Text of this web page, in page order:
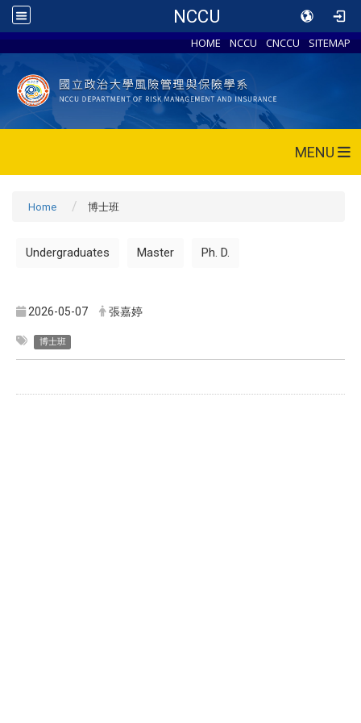
NCCU
HOME NCCU CNCCU SITEMAP
MENU
Home 博士班
Undergraduates Master Ph. D.
2026-05-07 張嘉婷
博士班